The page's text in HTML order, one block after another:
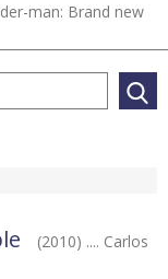
man: Brand new
(2010) .... Carlos